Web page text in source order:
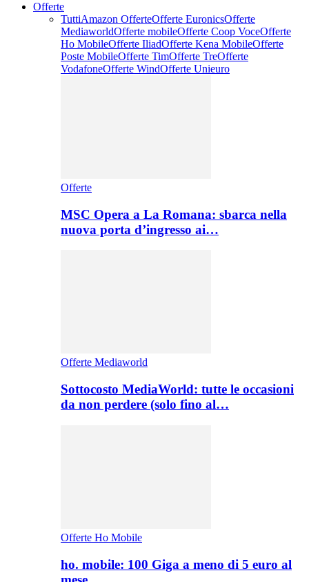
Offerte
TuttiAmazon OfferteOfferte EuronicsOfferte
MediaworldOfferte mobileOfferte Coop VoceOfferte
Ho MobileOfferte IliadOfferte Kena MobileOfferte
Poste MobileOfferte TimOfferte TreOfferte
VodafoneOfferte WindOfferte Unieuro
Offerte
MSC Opera a La Romana: sbarca nella
nuova porta d’ingresso ai…
Offerte Mediaworld
Sottocosto MediaWorld: tutte le occasioni
da non perdere (solo fino al…
Offerte Ho Mobile
ho. mobile: 100 Giga a meno di 5 euro al